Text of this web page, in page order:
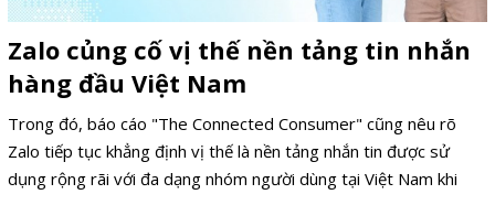
Zalo củng cố vị thế nền tảng tin nhắn
hàng đầu Việt Nam
Trong đó, báo cáo "The Connected Consumer" cũng nêu rõ
Zalo tiếp tục khẳng định vị thế là nền tảng nhắn tin được sử
dụng rộng rãi với đa dạng nhóm người dùng tại Việt Nam khi